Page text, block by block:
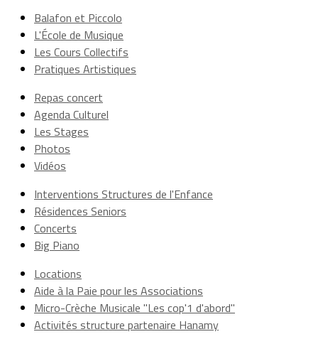
Balafon et Piccolo
L'École de Musique
Les Cours Collectifs
Pratiques Artistiques
Repas concert
Agenda Culturel
Les Stages
Photos
Vidéos
Interventions Structures de l'Enfance
Résidences Seniors
Concerts
Big Piano
Locations
Aide à la Paie pour les Associations
Micro-Crèche Musicale "Les cop'1 d'abord"
Activités structure partenaire Hanamy